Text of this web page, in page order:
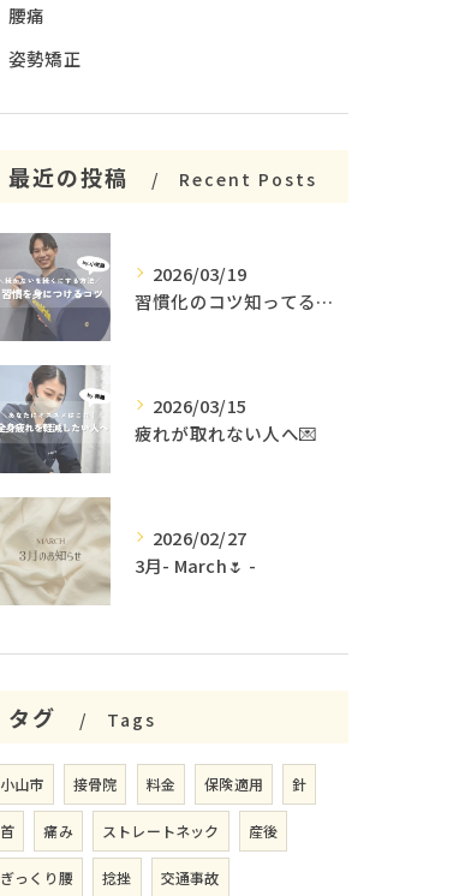
腰痛
姿勢矯正
最近の投稿 Recent Posts
2026/03/19
習慣化のコツ知ってる😳？
2026/03/15
疲れが取れない人へ💌
2026/02/27
3月- March🌷 -
タグ Tags
小山市 接骨院 料金 保険適用 針
首 痛み ストレートネック 産後
ぎっくり腰 捻挫 交通事故